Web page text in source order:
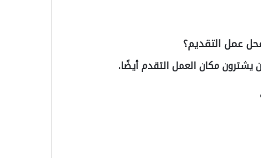
يشترون مكان العمل التقدم أيضًا.